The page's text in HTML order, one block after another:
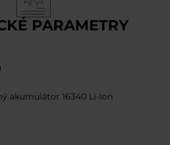
PARAMETRY
akumulátor 16340 Li-Ion